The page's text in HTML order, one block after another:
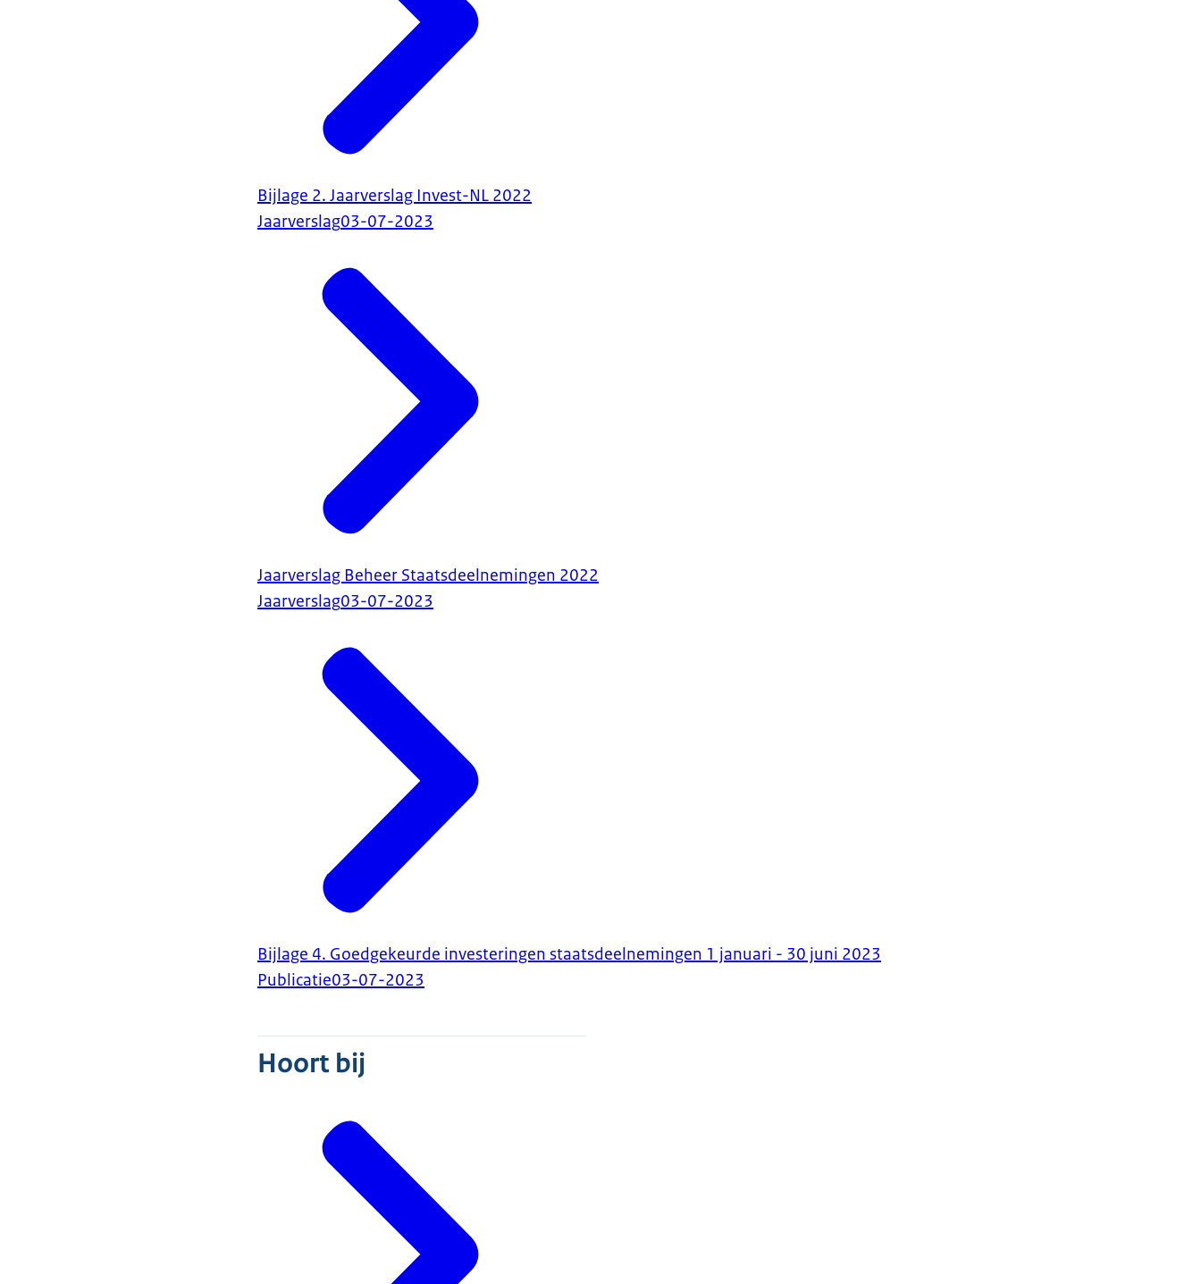
Bijlage 2. Jaarverslag Invest-NL 2022
Jaarverslag03-07-2023
Jaarverslag Beheer Staatsdeelnemingen 2022
Jaarverslag03-07-2023
Bijlage 4. Goedgekeurde investeringen staatsdeelnemingen 1 januari - 30 juni 2023
Publicatie03-07-2023
Hoort bij